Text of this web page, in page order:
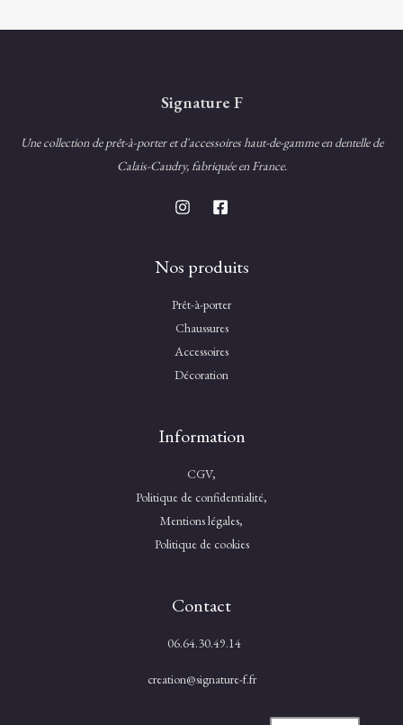
Signature F
Une collection de prêt-à-porter et d'accessoires haut-de-gamme en dentelle de
Calais-Caudry, fabriquée en France.
Nos produits
Prêt-à-porter
Chaussures
Accessoires
Décoration
Information
CGV,
Politique de confidentialité,
Mentions légales,
Politique de cookies
Contact
06.64.30.49.14
creation@signature-f.fr